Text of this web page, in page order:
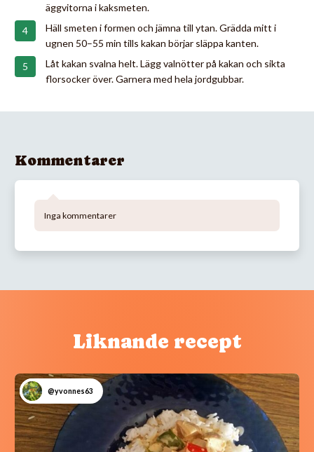
äggvitorna i kaksmeten.
Häll smeten i formen och jämna till ytan. Grädda mitt i
ugnen 50–55 min tills kakan börjar släppa kanten.
Låt kakan svalna helt. Lägg valnötter på kakan och sikta
florsocker över. Garnera med hela jordgubbar.
Kommentarer
Inga kommentarer
Liknande recept
@yvonnes63